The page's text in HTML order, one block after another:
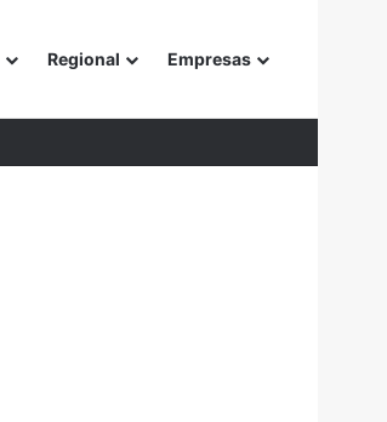
Regional Empresas